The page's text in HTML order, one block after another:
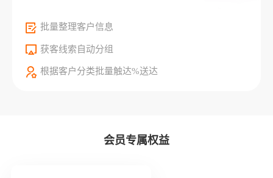
批量整理客户信息
获客线索自动分组
根据客户分类批量触达%送达
会员专属权益